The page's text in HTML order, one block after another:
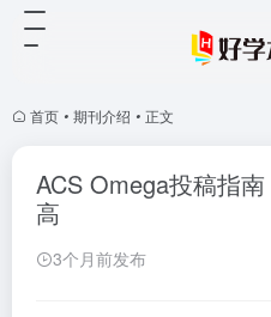
首页 • 期刊介绍 • 正文
ACS Omega投稿指
高
3个月前发布